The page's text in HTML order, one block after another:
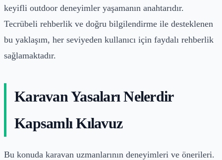
keyifli outdoor deneyimler yaşamanın anahtarıdır.
Tecrübeli rehberlik ve doğru bilgilendirme ile desteklenen
bu yaklaşım, her seviyeden kullanıcı için faydalı rehberlik
sağlamaktadır.
Karavan Yasaları Nelerdir
Kapsamlı Kılavuz
Bu konuda karavan uzmanlarının deneyimleri ve önerileri.